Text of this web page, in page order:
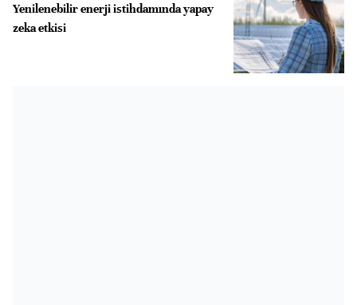
Yenilenebilir enerji istihdamında yapay
zeka etkisi